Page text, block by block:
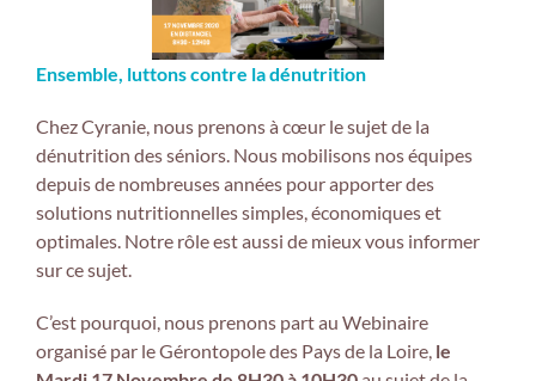
Ensemble, luttons contre la dénutrition
Chez Cyranie, nous prenons à cœur le sujet de la
dénutrition des séniors. Nous mobilisons nos équipes
depuis de nombreuses années pour apporter des
solutions nutritionnelles simples, économiques et
optimales. Notre rôle est aussi de mieux vous informer
sur ce sujet.
C’est pourquoi, nous prenons part au Webinaire
organisé par le Gérontopole des Pays de la Loire, le